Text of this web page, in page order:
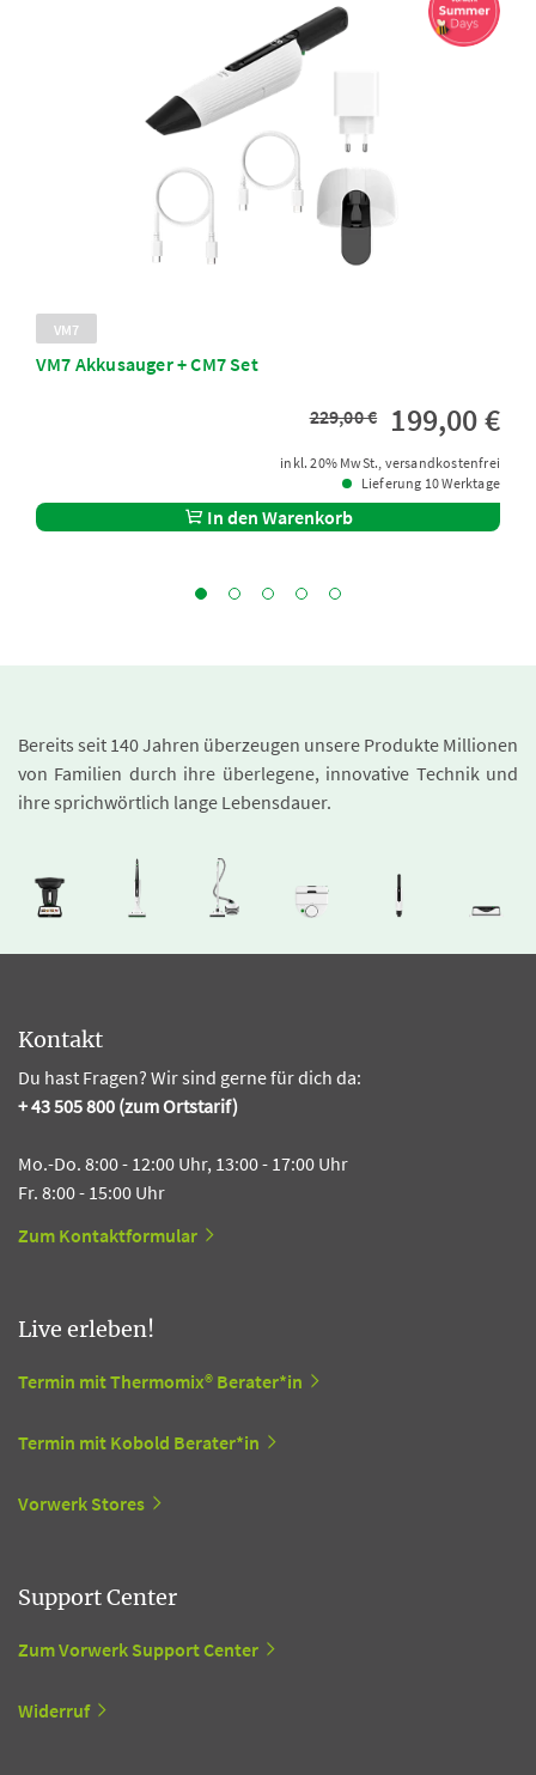
VM7
VM7 Akkusauger + CM7 Set
229,00 € 199,00 €
inkl. 20% MwSt., versandkostenfrei
Lieferung 10 Werktage
In den Warenkorb
Bereits seit 140 Jahren überzeugen unsere Produkte Millionen
von Familien durch ihre überlegene, innovative Technik und
ihre sprichwörtlich lange Lebensdauer.
Kontakt
Du hast Fragen? Wir sind gerne für dich da:
+ 43 505 800 (zum Ortstarif)
Mo.-Do. 8:00 - 12:00 Uhr, 13:00 - 17:00 Uhr
Fr. 8:00 - 15:00 Uhr
Zum Kontaktformular
Live erleben!
Termin mit Thermomix® Berater*in
Termin mit Kobold Berater*in
Vorwerk Stores
Support Center
Zum Vorwerk Support Center
Widerruf